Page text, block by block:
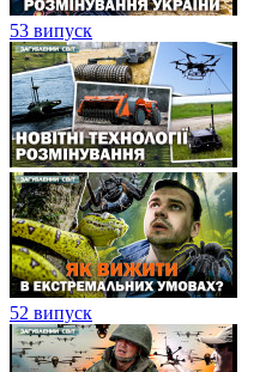
53 випуск
52 випуск